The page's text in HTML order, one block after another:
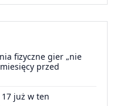
fizyczne gier „nie
przed
już w ten